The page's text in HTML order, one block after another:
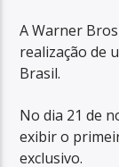
A Warner
realização de
Brasil.
No dia 21 de
exibir o
exclusivo.